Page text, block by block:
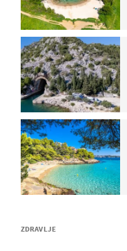
ZDRAVLJE